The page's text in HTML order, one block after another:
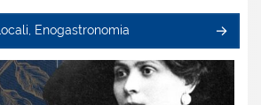
Enogastronomia